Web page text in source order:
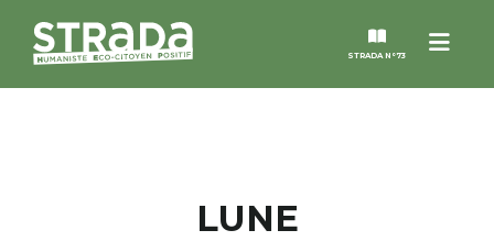
Menu
STRADA N°73
LUNE